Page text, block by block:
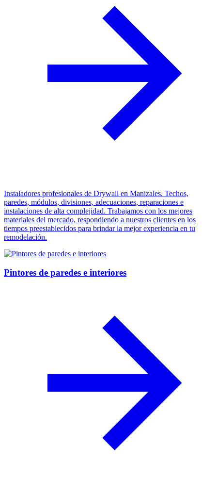
Instaladores profesionales de Drywall en Manizales. Techos,
paredes, módulos, divisiones, adecuaciones, reparaciones e
instalaciones de alta complejidad. Trabajamos con los mejores
materiales del mercado, respondiendo a nuestros clientes en los
tiempos preestablecidos para brindar la mejor experiencia en tu
remodelación.
Pintores de paredes e interiores